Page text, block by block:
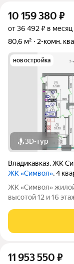
10 159 380 ₽
от 36 492 ₽ в месяц
80,6 м²
2-комн.
новостройка
3D-тур
Владикавказ,ЖК
ЖК «Символ», 4
ЖК «Символ» жилой комплекс бизнес-класса из двух корпусов
высотой 12 и 16
хребет и
помогают сохранять
11 953 550 ₽